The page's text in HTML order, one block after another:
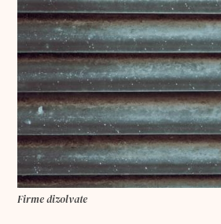
Firme dizolvate